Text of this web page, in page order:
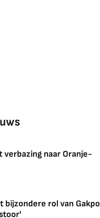
naar Oranje-
bijzondere rol van Gakpo